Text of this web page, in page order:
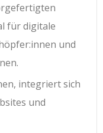
für digitale
und
integriert sich
und